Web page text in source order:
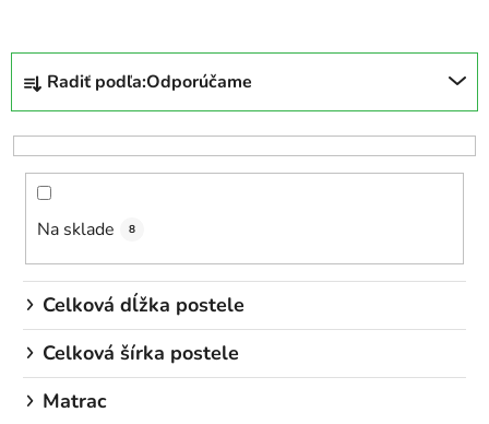
R
d
e
o
u
Radiť podľa:Odporúčame
Na sklade 8
Celková dĺžka postele
Celková šírka postele
Matrac